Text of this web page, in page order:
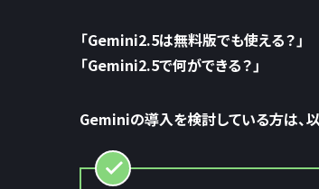
「Gemini2.5は無料版でも使える？」
「Gemini2.5で何ができる？」
Geminiの導入を検討している方は、